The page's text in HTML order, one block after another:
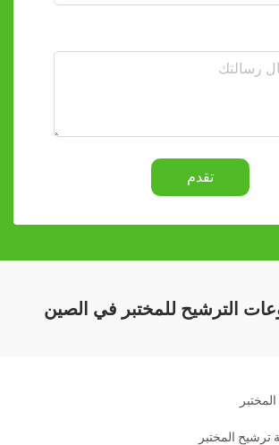
تقدم
الترشيح للمختبر في الصين
المختبر